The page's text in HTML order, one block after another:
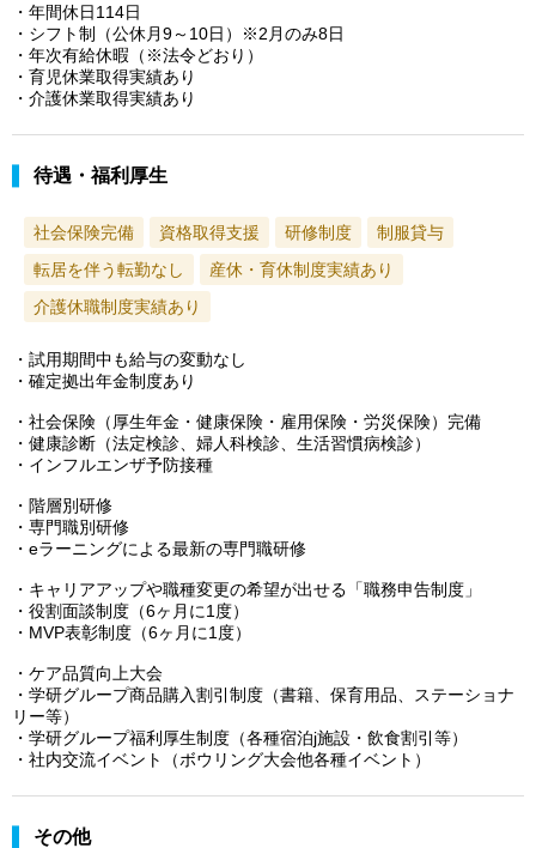
・年間休日114日
・シフト制（公休月9～10日）※2月のみ8日
・年次有給休暇（※法令どおり）
・育児休業取得実績あり
・介護休業取得実績あり
待遇・福利厚生
社会保険完備 資格取得支援 研修制度
制服貸与
転居を伴う転勤なし
産休・育休制度実績あり
介護休職制度実績あり
・試用期間中も給与の変動なし
・確定拠出年金制度あり
・社会保険（厚生年金・健康保険・雇用保険・労災保険）完備
・健康診断（法定検診、婦人科検診、生活習慣病検診）
・インフルエンザ予防接種
・階層別研修
・専門職別研修
・eラーニングによる最新の専門職研修
・キャリアアップや職種変更の希望が出せる「職務申告制度」
・役割面談制度（6ヶ月に1度）
・MVP表彰制度（6ヶ月に1度）
・ケア品質向上大会
・学研グループ商品購入割引制度（書籍、保育用品、ステーショナ
リー等）
・学研グループ福利厚生制度（各種宿泊j施設・飲食割引等）
・社内交流イベント（ボウリング大会他各種イベント）
その他